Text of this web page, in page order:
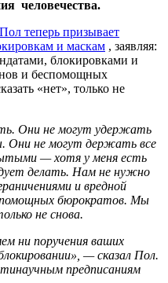
человечества.
теперь призывает
и маскам , заявляя:
блокировками и
и беспомощных
«нет», только не
Они не могут удержать
Они не могут держать все
— хотя у меня есть
делать. Нам не нужно
и вредной
бюрократов. Мы
не снова.
ни поручения ваших
— сказал Пол.
предписаниям